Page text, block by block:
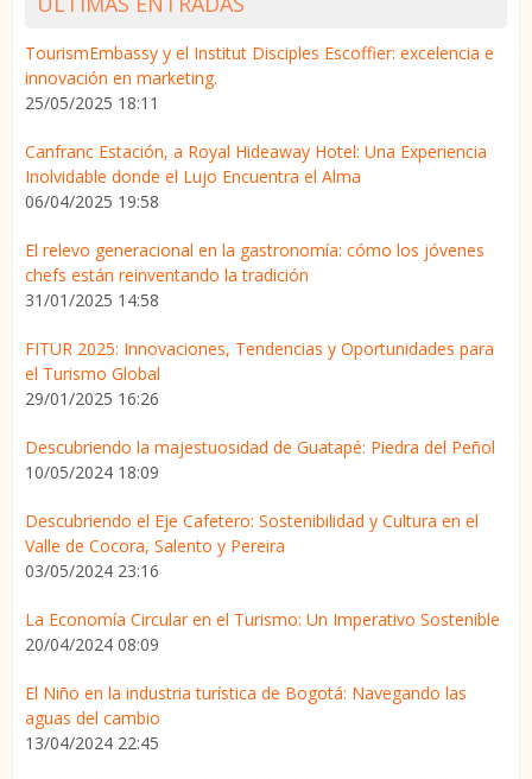
TourismEmbassy y el Institut Disciples Escoffier: excelencia e
innovación en marketing.
25/05/2025 18:11
Canfranc Estación, a Royal Hideaway Hotel: Una Experiencia
Inolvidable donde el Lujo Encuentra el Alma
06/04/2025 19:58
El relevo generacional en la gastronomía: cómo los jóvenes
chefs están reinventando la tradición
31/01/2025 14:58
FITUR 2025: Innovaciones, Tendencias y Oportunidades para
el Turismo Global
29/01/2025 16:26
Descubriendo la majestuosidad de Guatapé: Piedra del Peñol
10/05/2024 18:09
Descubriendo el Eje Cafetero: Sostenibilidad y Cultura en el
Valle de Cocora, Salento y Pereira
03/05/2024 23:16
La Economía Circular en el Turismo: Un Imperativo Sostenible
20/04/2024 08:09
El Niño en la industria turística de Bogotá: Navegando las
aguas del cambio
13/04/2024 22:45